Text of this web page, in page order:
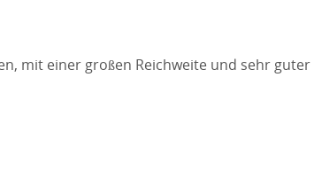
mit einer großen Reichweite und sehr guter